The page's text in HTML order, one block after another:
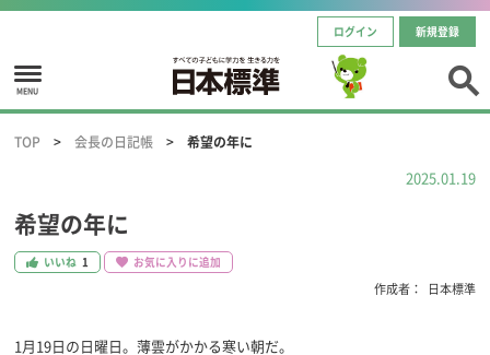
ログイン 新規登録
MENU
TOP 会長の日記帳 希望の年に
希望の年に
2025.01.19
いいね 1 お気に入りに追加
作成者： 日本標準
1月19日の日曜日。薄雲がかかる寒い朝だ。